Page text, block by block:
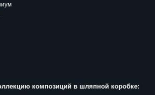
композиций в шляпной коробке:
ВРЕМЯ РАБОТЫ